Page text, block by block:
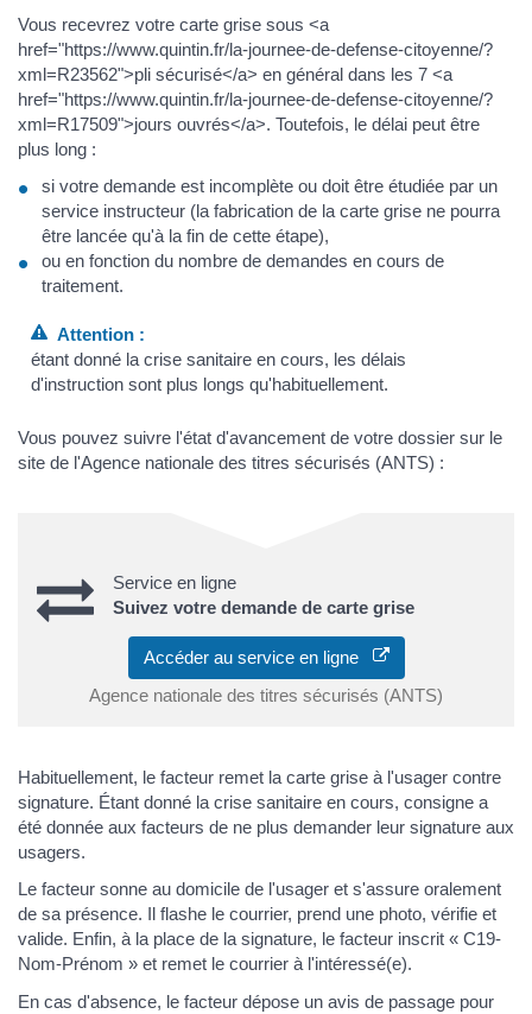
Vous recevrez votre carte grise sous <a
href="https://www.quintin.fr/la-journee-de-defense-citoyenne/?
xml=R23562">pli sécurisé</a> en général dans les 7 <a
href="https://www.quintin.fr/la-journee-de-defense-citoyenne/?
xml=R17509">jours ouvrés</a>. Toutefois, le délai peut être
plus long :
si votre demande est incomplète ou doit être étudiée par un
service instructeur (la fabrication de la carte grise ne pourra
être lancée qu'à la fin de cette étape),
ou en fonction du nombre de demandes en cours de
traitement.
Attention :
étant donné la crise sanitaire en cours, les délais
d'instruction sont plus longs qu'habituellement.
Vous pouvez suivre l'état d'avancement de votre dossier sur le
site de l'Agence nationale des titres sécurisés (ANTS) :
Service en ligne
Suivez votre demande de carte grise
Accéder au service en ligne
Agence nationale des titres sécurisés (ANTS)
Habituellement, le facteur remet la carte grise à l'usager contre
signature. Étant donné la crise sanitaire en cours, consigne a
été donnée aux facteurs de ne plus demander leur signature aux
usagers.
Le facteur sonne au domicile de l'usager et s'assure oralement
de sa présence. Il flashe le courrier, prend une photo, vérifie et
valide. Enfin, à la place de la signature, le facteur inscrit « C19-
Nom-Prénom » et remet le courrier à l'intéressé(e).
En cas d'absence, le facteur dépose un avis de passage pour